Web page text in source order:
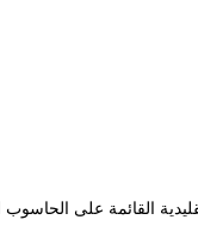
القائمة على